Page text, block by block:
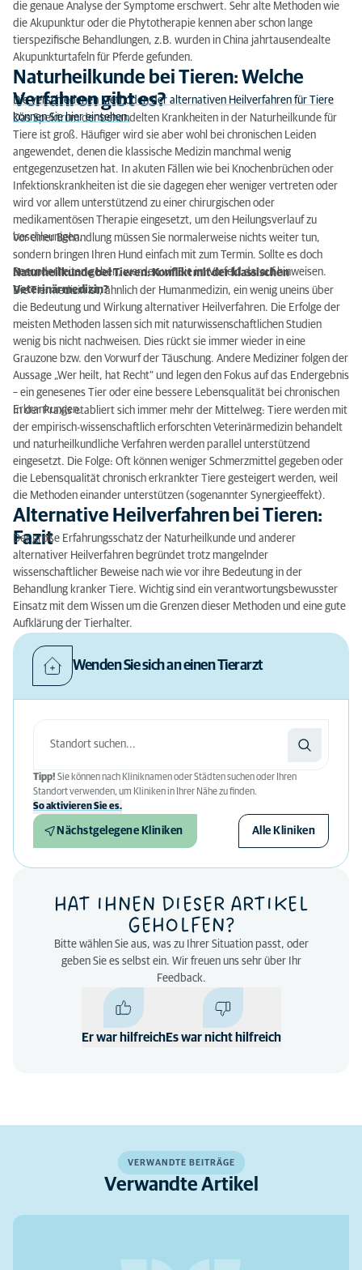
die genaue Analyse der Symptome erschwert. Sehr alte Methoden wie
die Akupunktur oder die Phytotherapie kennen aber schon lange
tierspezifische Behandlungen, z.B. wurden in China jahrtausendealte
Akupunkturtafeln für Pferde gefunden.
Naturheilkunde bei Tieren: Welche
Verfahren gibt es?
Die verschiedenen Methoden der alternativen Heilverfahren für Tiere
können Sie hier einsehen.
Das Spektrum der behandelten Krankheiten in der Naturheilkunde für
Tiere ist groß. Häufiger wird sie aber wohl bei chronischen Leiden
angewendet, denen die klassische Medizin manchmal wenig
entgegenzusetzen hat. In akuten Fällen wie bei Knochenbrüchen oder
Infektionskrankheiten ist die sie dagegen eher weniger vertreten oder
wird vor allem unterstützend zu einer chirurgischen oder
medikamentösen Therapie eingesetzt, um den Heilungsverlauf zu
beschleunigen.
Vor einer Behandlung müssen Sie normalerweise nichts weiter tun,
sondern bringen Ihren Hund einfach mit zum Termin. Sollte es doch
Besonderheiten geben, werden wir Sie im Vorfeld darauf hinweisen.
Naturheilkunde bei Tieren: Konflikt mit der klassischen
Veterinärmedizin?
Die Tiermedizin ist, ähnlich der Humanmedizin, ein wenig uneins über
die Bedeutung und Wirkung alternativer Heilverfahren. Die Erfolge der
meisten Methoden lassen sich mit naturwissenschaftlichen Studien
wenig bis nicht nachweisen. Dies rückt sie immer wieder in eine
Grauzone bzw. den Vorwurf der Täuschung. Andere Mediziner folgen der
Aussage „Wer heilt, hat Recht“ und legen den Fokus auf das Endergebnis
– ein genesenes Tier oder eine bessere Lebensqualität bei chronischen
Erkrankungen.
In der Praxis etabliert sich immer mehr der Mittelweg: Tiere werden mit
der empirisch-wissenschaftlich erforschten Veterinärmedizin behandelt
und naturheilkundliche Verfahren werden parallel unterstützend
eingesetzt. Die Folge: Oft können weniger Schmerzmittel gegeben oder
die Lebensqualität chronisch erkrankter Tiere gesteigert werden, weil
die Methoden einander unterstützen (sogenannter Synergieeffekt).
Alternative Heilverfahren bei Tieren:
Fazit
Der große Erfahrungsschatz der Naturheilkunde und anderer
alternativer Heilverfahren begründet trotz mangelnder
wissenschaftlicher Beweise nach wie vor ihre Bedeutung in der
Behandlung kranker Tiere. Wichtig sind ein verantwortungsbewusster
Einsatz mit dem Wissen um die Grenzen dieser Methoden und eine gute
Aufklärung der Tierhalter.
Wenden Sie sich an einen Tierarzt
Tipp! Sie können nach Kliniknamen oder Städten suchen oder Ihren
Standort verwenden, um Kliniken in Ihrer Nähe zu finden.
So aktivieren Sie es.
Nächstgelegene Kliniken Alle Kliniken
HAT IHNEN DIESER ARTIKEL
GEHOLFEN?
Bitte wählen Sie aus, was zu Ihrer Situation passt, oder
geben Sie es selbst ein. Wir freuen uns sehr über Ihr
Feedback.
Er war hilfreichEs war nicht hilfreich
VERWANDTE BEITRÄGE
Verwandte Artikel